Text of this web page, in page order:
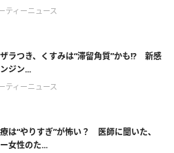
ティーニュース
ラつき、くすみは“滞留角質”かも!? 新感
ジン...
ティーニュース
は“やりすぎ”が怖い？ 医師に聞いた、
女性のた...